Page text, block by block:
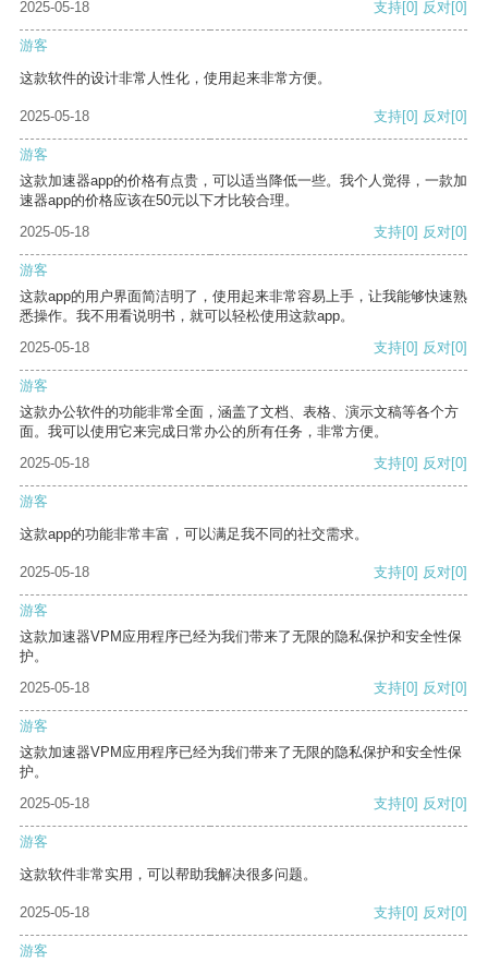
2025-05-18 支持[0] 反对[0]
游客
这款软件的设计非常人性化，使用起来非常方便。
2025-05-18 支持[0] 反对[0]
游客
这款加速器app的价格有点贵，可以适当降低一些。我个人觉得，一款加
速器app的价格应该在50元以下才比较合理。
2025-05-18
支持[0] 反对[0]
游客
这款app的用户界面简洁明了，使用起来非常容易上手，让我能够快速熟
悉操作。我不用看说明书，就可以轻松使用这款app。
2025-05-18
支持[0] 反对[0]
游客
这款办公软件的功能非常全面，涵盖了文档、表格、演示文稿等各个方
面。我可以使用它来完成日常办公的所有任务，非常方便。
2025-05-18
支持[0] 反对[0]
游客
这款app的功能非常丰富，可以满足我不同的社交需求。
2025-05-18 支持[0] 反对[0]
游客
这款加速器VPM应用程序已经为我们带来了无限的隐私保护和安全性保
护。
2025-05-18
支持[0] 反对[0]
游客
这款加速器VPM应用程序已经为我们带来了无限的隐私保护和安全性保
护。
2025-05-18
支持[0] 反对[0]
游客
这款软件非常实用，可以帮助我解决很多问题。
2025-05-18 支持[0] 反对[0]
游客